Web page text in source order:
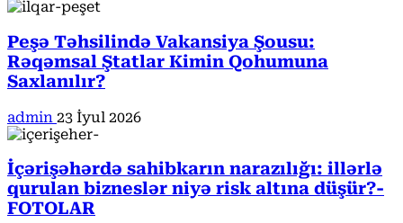
Peşə Təhsilində Vakansiya Şousu:
Rəqəmsal Ştatlar Kimin Qohumuna
Saxlanılır?
admin 23 İyul 2026
İçərişəhərdə sahibkarın narazılığı: illərlə
qurulan bizneslər niyə risk altına düşür?-
FOTOLAR